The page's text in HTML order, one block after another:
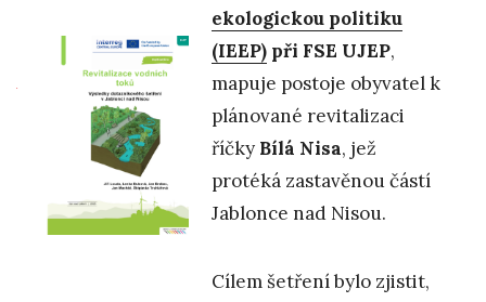
ekologickou politiku
(IEEP)při FSE UJEP,
mapuje postoje obyvatel k
plánované revitalizaci
říčky Bílá Nisa, jež
protéká zastavěnou částí
Jablonce nad Nisou.
Cílem šetření bylo zjistit,